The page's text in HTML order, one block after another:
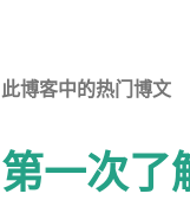
此博客中的热门博文
第一次了